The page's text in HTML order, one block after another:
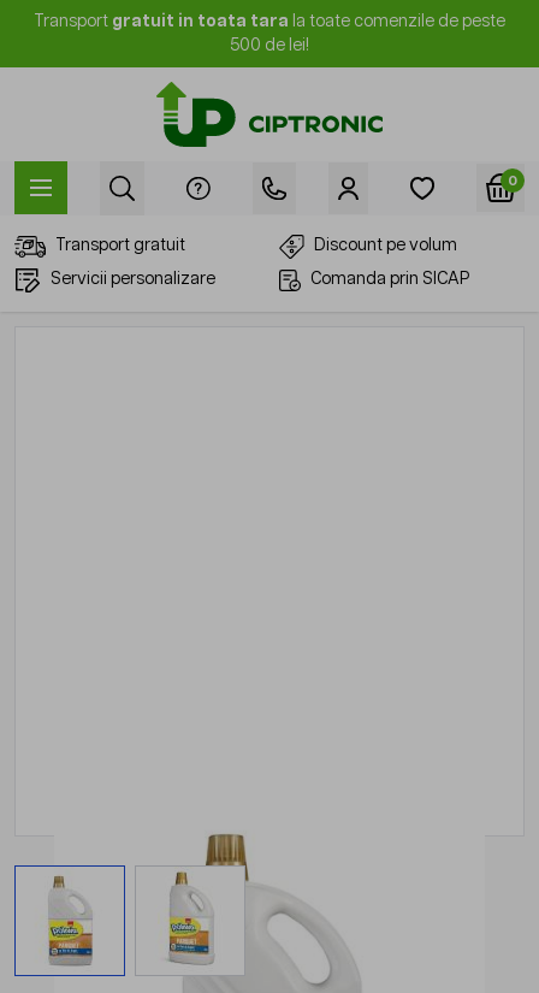
Mergi la Conținut
Transport gratuit in toata tara la toate comenzile de peste
500 de lei!
0
Transport gratuit
Discount pe volum
Servicii personalizare
Comanda prin SICAP
View larger imageView larger image